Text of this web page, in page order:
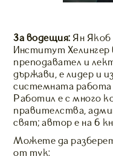
За водещия: Ян Якоб
Институт Хелингер
преподавател и
държави, е лидер и
системната работа
Работил е с много
правителства,
свят; автор е на 6
Можете да
от тук: